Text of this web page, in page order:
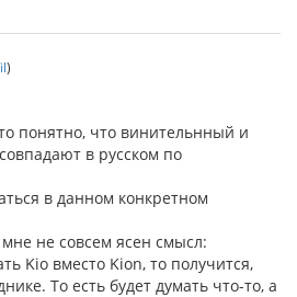
)
понятно, что винительнный и
в русском по
в данном конкретном
не совсем ясен смысл:
Kio вместо Kion, то получится,
То есть будет думать что-то, а